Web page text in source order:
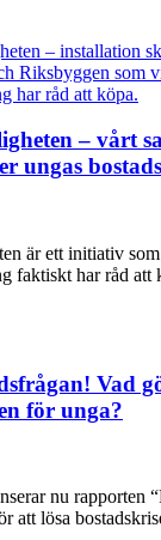
– vårt
ungas
är ett initiativ
faktiskt har råd att
Vad
för unga?
nu rapporten
att lösa